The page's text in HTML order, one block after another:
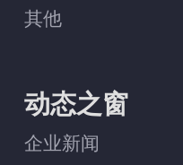
其他
动态之窗
企业新闻